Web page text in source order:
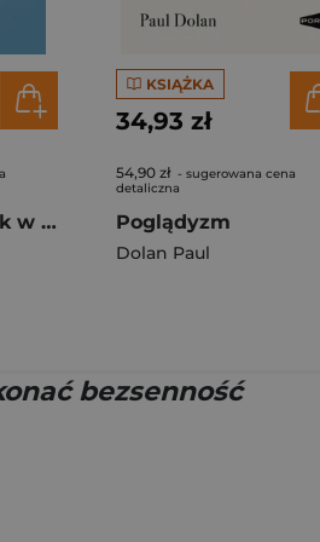
Potęga pauzy. Jak w 90 sekund uspokoić ciało, umysł i emocje
KSIĄŻKA
34,93 zł
54,90 zł - sugerowana cena
detaliczna
Poglądyzm
Dolan Paul
bezsenność